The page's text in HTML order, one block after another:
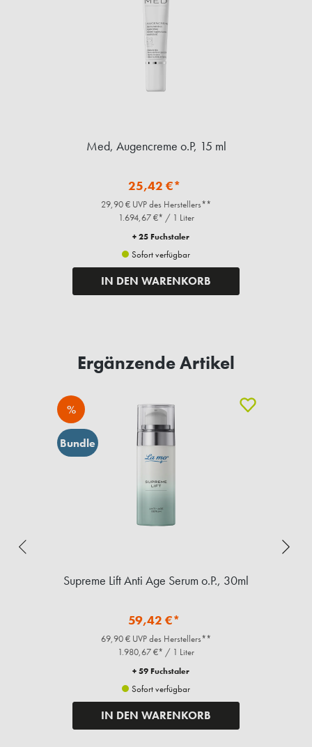
Med, Augencreme o.P, 15 ml
25,42 €*
29,90 € UVP des Herstellers**
1.694,67 €* / 1 Liter
+ 25 Fuchstaler
Sofort verfügbar
IN DEN WARENKORB
Ergänzende Artikel
%
Bundle
Supreme Lift Anti Age Serum o.P., 30ml
59,42 €*
69,90 € UVP des Herstellers**
1.980,67 €* / 1 Liter
+ 59 Fuchstaler
Sofort verfügbar
IN DEN WARENKORB